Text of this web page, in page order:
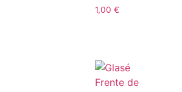
1,00 €